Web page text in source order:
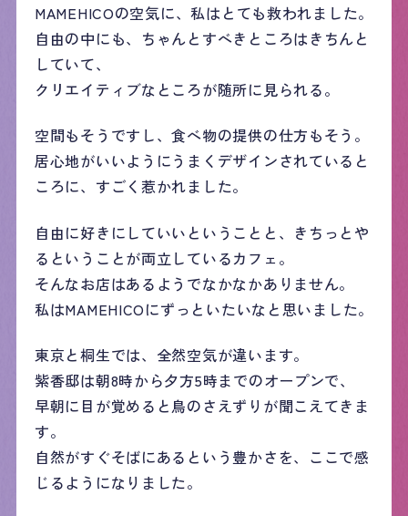
MAMEHICOの空気に、私はとても救われました。
自由の中にも、ちゃんとすべきところはきちんと
していて、
クリエイティブなところが随所に見られる。
空間もそうですし、食べ物の提供の仕方もそう。
居心地がいいようにうまくデザインされていると
ころに、すごく惹かれました。
自由に好きにしていいということと、きちっとや
るということが両立しているカフェ。
そんなお店はあるようでなかなかありません。
私はMAMEHICOにずっといたいなと思いました。
東京と桐生では、全然空気が違います。
紫香邸は朝8時から夕方5時までのオープンで、
早朝に目が覚めると鳥のさえずりが聞こえてきま
す。
自然がすぐそばにあるという豊かさを、ここで感
じるようになりました。